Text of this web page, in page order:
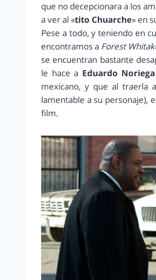
que no decepcionara a los
a ver al «tito Chuarche» en
Pese a todo, y teniendo en
encontramos a Forest
se encuentran bastante
le hace a Eduardo Noriega
mexicano, y que al traerla
lamentable a su personaje),
film.